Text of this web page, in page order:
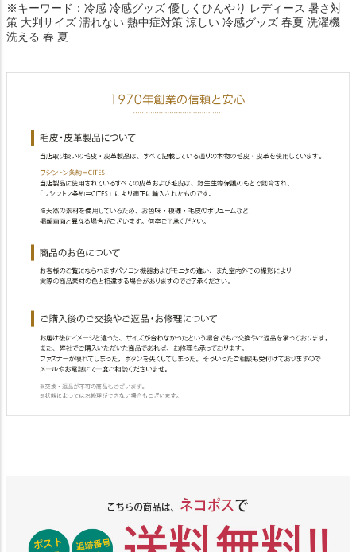
※キーワード：冷感 冷感グッズ 優しくひんやり レディース 暑さ対
策 大判サイズ 濡れない 熱中症対策 涼しい 冷感グッズ 春夏 洗濯機
洗える 春 夏